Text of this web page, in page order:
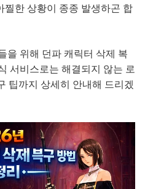
한 상황이 종종 발생하곤 합
을 위해 던파 캐릭터 삭제 복
서비스로는 해결되지 않는 로
팁까지 상세히 안내해 드리겠